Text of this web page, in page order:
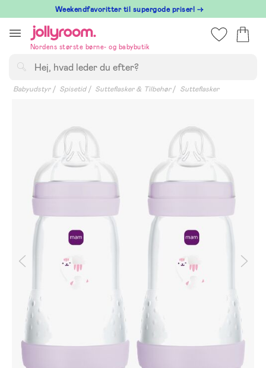
till
innehållet
⁠ Weekendfavoritter til supergode priser! →
Nordens største børne- og babybutik
Babyudstyr Spisetid Sutteflasker & Tilbehør Sutteflasker